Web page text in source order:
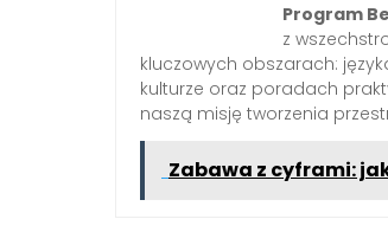
Program
z
kluczowych obszarach:
kulturze oraz poradach
naszą misję tworzenia
Zabawa z cyframi: